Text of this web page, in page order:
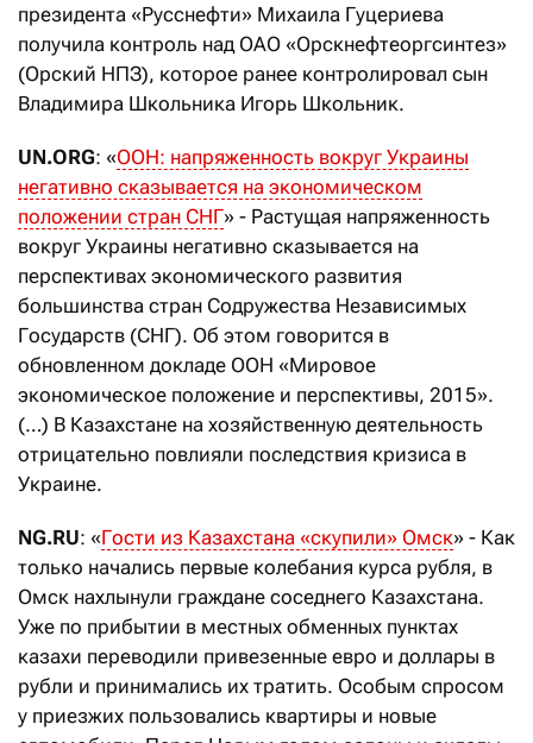
президента «Русснефти» Михаила Гуцериева
получила контроль над ОАО «Орскнефтеоргсинтез»
(Орский НПЗ), которое ранее контролировал сын
Владимира Школьника Игорь Школьник.
UN.ORG: «ООН: напряженность вокруг Украины
негативно сказывается на экономическом
положении стран СНГ» - Растущая напряженность
вокруг Украины негативно сказывается на
перспективах экономического развития
большинства стран Содружества Независимых
Государств (СНГ). Об этом говорится в
обновленном докладе ООН «Мировое
экономическое положение и перспективы, 2015».
(…) В Казахстане на хозяйственную деятельность
отрицательно повлияли последствия кризиса в
Украине.
NG.RU: «Гости из Казахстана «скупили» Омск» - Как
только начались первые колебания курса рубля, в
Омск нахлынули граждане соседнего Казахстана.
Уже по прибытии в местных обменных пунктах
казахи переводили привезенные евро и доллары в
рубли и принимались их тратить. Особым спросом
у приезжих пользовались квартиры и новые